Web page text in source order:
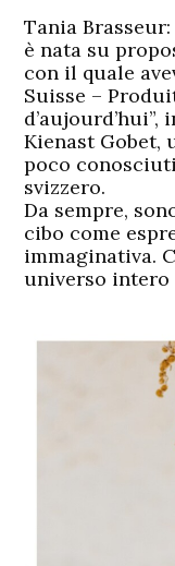
Tania
è nata su
con il quale
Suisse –
Kienast Gobet,
poco
svizzero.
Da sempre,
cibo come
immaginativa.
universo intero